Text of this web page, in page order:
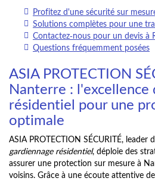
Profitez d'une sécurité sur
Solutions complètes pour une
Contactez-nous pour un devis à
Questions fréquemment posées
ASIA PROTECTION
Nanterre : l'excellence
résidentiel pour une
optimale
ASIA PROTECTION SÉCURITÉ, leader
gardiennage résidentiel, déploie des
assurer une protection sur mesure à
voisins. Grâce à une écoute attentive